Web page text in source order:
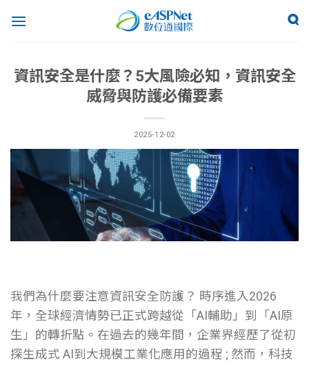
資訊安全是什麼？5大風險必知，資訊安全
威脅與防護必備要素
2025-12-02
我們為什麼要注意資訊安全防護？ 時序進入2026
年，全球經濟情勢已正式跨越從「AI輔助」到「AI原
生」的轉折點。在過去的幾年間，企業界經歷了從初
探生成式 AI到大規模工業化應用的過程 ; 然而，科技